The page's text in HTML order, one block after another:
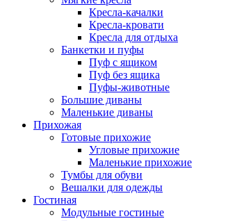
Кресла-качалки
Кресла-кровати
Кресла для отдыха
Банкетки и пуфы
Пуф с ящиком
Пуф без ящика
Пуфы-животные
Большие диваны
Маленькие диваны
Прихожая
Готовые прихожие
Угловые прихожие
Маленькие прихожие
Тумбы для обуви
Вешалки для одежды
Гостиная
Модульные гостиные